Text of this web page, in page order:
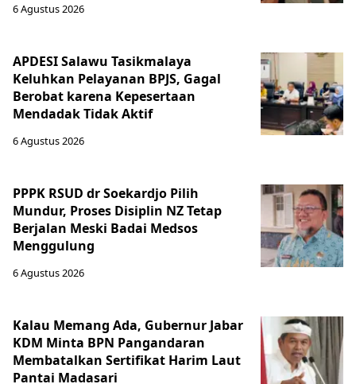
6 Agustus 2026
APDESI Salawu Tasikmalaya
Keluhkan Pelayanan BPJS, Gagal
Berobat karena Kepesertaan
Mendadak Tidak Aktif
6 Agustus 2026
PPPK RSUD dr Soekardjo Pilih
Mundur, Proses Disiplin NZ Tetap
Berjalan Meski Badai Medsos
Menggulung
6 Agustus 2026
Kalau Memang Ada, Gubernur Jabar
KDM Minta BPN Pangandaran
Membatalkan Sertifikat Harim Laut
Pantai Madasari